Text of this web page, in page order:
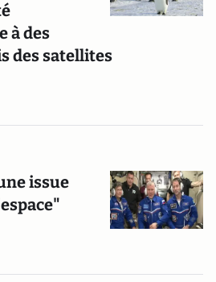
à des
des satellites
issue